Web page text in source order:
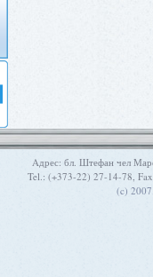
Aдрес: бл. Штефан чел
Tel.: (+373-22) 27-14-78,
(c)